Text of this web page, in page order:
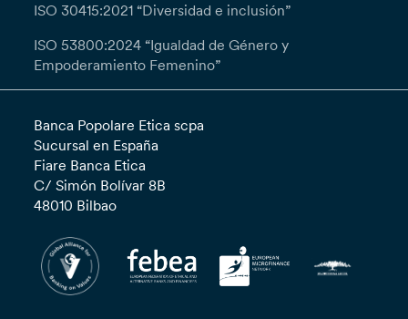
ISO 30415:2021 “Diversidad e inclusión”
ISO 53800:2024 “Igualdad de Género y
Empoderamiento Femenino”
Banca Popolare Etica scpa
Sucursal en España
Fiare Banca Etica
C/ Simón Bolívar 8B
48010 Bilbao